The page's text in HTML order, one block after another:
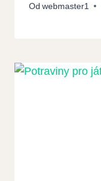
Od webmaster1